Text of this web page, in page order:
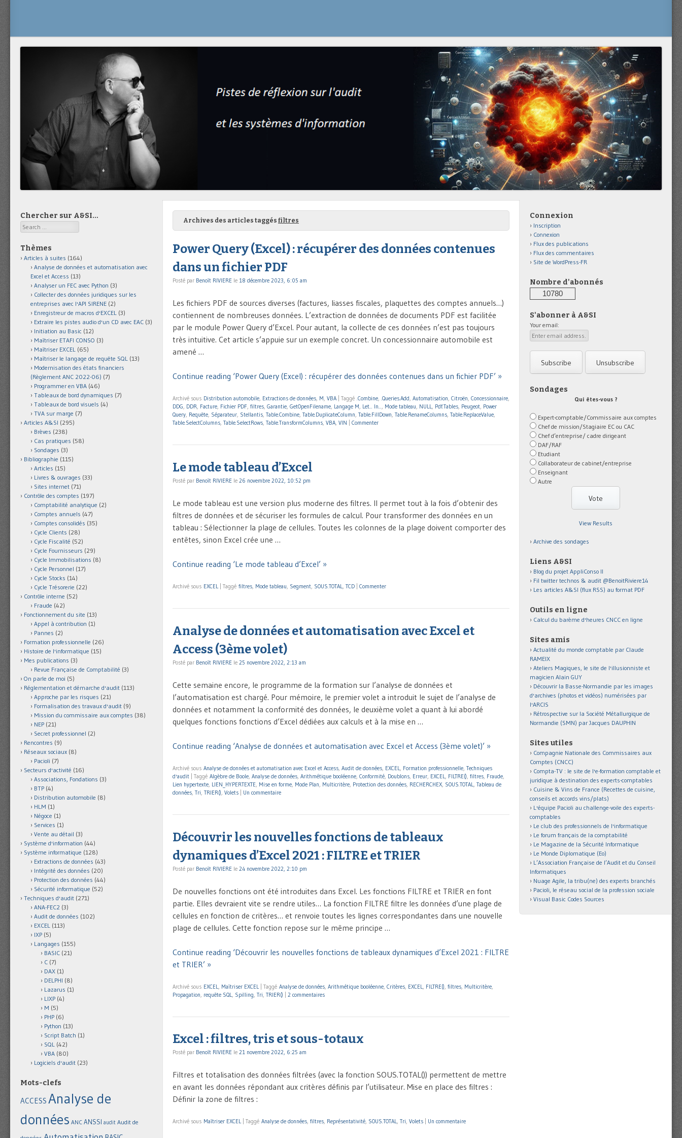
Archives des articles taggés filtres
Power Query (Excel) : récupérer des données contenues
dans un fichier PDF
Posté par Benoît RIVIERE le 18 décembre 2023, 6:05 am
Les fichiers PDF de sources diverses (factures, liasses fiscales, plaquettes des comptes annuels…)
contiennent de nombreuses données. L’extraction de données de documents PDF est facilitée
par le module Power Query d’Excel. Pour autant, la collecte de ces données n’est pas toujours
très intuitive. Cet article s’appuie sur un exemple concret. Un concessionnaire automobile est
amené …
Continue reading ‘Power Query (Excel) : récupérer des données contenues dans un fichier PDF’ »
Archivé sous Distribution automobile, Extractions de données, M, VBA Taggé .Combine, .Queries.Add, Automatisation, Citroën, Concessionnaire,
DDG, DDR, Facture, Fichier PDF, filtres, Garantie, GetOpenFilename, Langage M, Let... In..., Mode tableau, NULL, Pdf.Tables, Peugeot, Power
Query, Requête, Séparateur, Stellantis, Table.Combine, Table.DuplicateColumn, Table.FillDown, Table.RenameColumns, Table.ReplaceValue,
Table.SelectColumns, Table.SelectRows, Table.TransformColumns, VBA, VIN Commenter
Le mode tableau d’Excel
Posté par Benoît RIVIERE le 26 novembre 2022, 10:52 pm
Le mode tableau est une version plus moderne des filtres. Il permet tout à la fois d’obtenir des
filtres de données et de sécuriser les formules de calcul. Pour transformer des données en un
tableau : Sélectionner la plage de cellules. Toutes les colonnes de la plage doivent comporter des
entêtes, sinon Excel crée une …
Continue reading ‘Le mode tableau d’Excel’ »
Archivé sous EXCEL Taggé filtres, Mode tableau, Segment, SOUS.TOTAL, TCD Commenter
Analyse de données et automatisation avec Excel et
Access (3ème volet)
Posté par Benoît RIVIERE le 25 novembre 2022, 2:13 am
Cette semaine encore, le programme de la formation sur l’analyse de données et
l’automatisation est chargé. Pour mémoire, le premier volet a introduit le sujet de l’analyse de
données et notamment la conformité des données, le deuxième volet a quant à lui abordé
quelques fonctions fonctions d’Excel dédiées aux calculs et à la mise en …
Continue reading ‘Analyse de données et automatisation avec Excel et Access (3ème volet)’ »
Archivé sous Analyse de données et automatisation avec Excel et Access, Audit de données, EXCEL, Formation professionnelle, Techniques
d'audit
Taggé Algèbre de Boole, Analyse de données, Arithmétique booléenne, Conformité, Doublons, Erreur, EXCEL, FILTRE(), filtres, Fraude,
Lien hypertexte, LIEN_HYPERTEXTE, Mise en forme, Mode Plan, Multicritère, Protection des données, RECHERCHEX, SOUS.TOTAL, Tableau de
données, Tri, TRIER(), Volets Un commentaire
Découvrir les nouvelles fonctions de tableaux
dynamiques d’Excel 2021 : FILTRE et TRIER
Posté par Benoît RIVIERE le 24 novembre 2022, 2:10 pm
De nouvelles fonctions ont été introduites dans Excel. Les fonctions FILTRE et TRIER en font
partie. Elles devraient vite se rendre utiles… La fonction FILTRE filtre les données d’une plage de
cellules en fonction de critères… et renvoie toutes les lignes correspondantes dans une nouvelle
plage de cellules. Cette fonction repose sur le même principe …
Continue reading ‘Découvrir les nouvelles fonctions de tableaux dynamiques d’Excel 2021 : FILTRE
et TRIER’ »
Archivé sous EXCEL Maîtriser EXCEL Taggé Analyse de données Arithmétique booléenne Critères EXCEL FILTRE() filtres Multicritère
Propagation requête SQL Spilling Tri TRIER() 2 commentaires
Excel : filtres, tris et sous-totaux
Posté par Benoît RIVIERE le 21 novembre 2022, 6:25 am
Filtres et totalisation des données filtrées (avec la fonction SOUS.TOTAL()) permettent de mettre
en avant les données répondant aux critères définis par l’utilisateur. Mise en place des filtres :
Définir la zone de filtres :
Archivé sous Maîtriser EXCEL Taggé Analyse de données, filtres, Représentativité, SOUS.TOTAL, Tri, Volets Un commentaire
Chercher sur A&SI…
Search
Thèmes
Articles à suites (164)
Analyse de données et automatisation avec
Excel et Access (13)
Analyser un FEC avec Python (3)
Collecter des données juridiques sur les
entreprises avec l'API SIRENE (2)
Enregistreur de macros d'EXCEL (3)
Extraire les pistes audio d'un CD avec EAC (3)
Initiation au Basic (12)
Maîtriser ETAFI CONSO (3)
Maîtriser EXCEL (65)
Maîtriser le langage de requête SQL (13)
Modernisation des états financiers
(Règlement ANC 2022-06) (7)
Programmer en VBA (46)
Tableaux de bord dynamiques (7)
Tableaux de bord visuels (4)
TVA sur marge (7)
Articles A&SI (295)
Brèves (238)
Cas pratiques (58)
Sondages (3)
Bibliographie (115)
Articles (15)
Livres & ouvrages (33)
Sites internet (71)
Contrôle des comptes (197)
Comptabilité analytique (2)
Comptes annuels (47)
Comptes consolidés (35)
Cycle Clients (28)
Cycle Fiscalité (52)
Cycle Fournisseurs (29)
Cycle Immobilisations (8)
Cycle Personnel (17)
Cycle Stocks (14)
Cycle Trésorerie (22)
Contrôle interne (52)
Fraude (42)
Fonctionnement du site (13)
Appel à contribution (1)
Pannes (2)
Formation professionnelle (26)
Histoire de l'informatique (15)
Mes publications (3)
Revue Française de Comptabilité (3)
On parle de moi (5)
Réglementation et démarche d'audit (113)
Approche par les risques (21)
Formalisation des travaux d'audit (9)
Mission du commissaire aux comptes (38)
NEP (21)
Secret professionnel (2)
Rencontres (9)
Réseaux sociaux (8)
Pacioli (7)
Secteurs d'activité (16)
Associations, Fondations (3)
BTP (4)
Distribution automobile (8)
HLM (1)
Négoce (1)
Services (1)
Vente au détail (3)
Système d'information (44)
Système informatique (128)
Extractions de données (43)
Intégrité des données (20)
Protection des données (44)
Sécurité informatique (52)
Techniques d'audit (271)
ANA-FEC2 (3)
Audit de données (102)
EXCEL (113)
IXP (5)
Langages (155)
BASIC (21)
C (7)
DAX (1)
DELPHI (8)
Lazarus (1)
LIXP (4)
M (5)
PHP (6)
Python (13)
Script Batch (1)
SQL (42)
VBA (80)
Logiciels d'audit (23)
Mots-clefs
ACCESS Analyse de
données ANC ANSSI audit Audit de
Connexion
Inscription
Connexion
Flux des publications
Flux des commentaires
Site de WordPress-FR
Nombre d'abonnés
10780
S'abonner à A&SI
Your email:
Sondages
Qui êtes-vous ?
Expert-comptable/Commissaire aux comptes
Chef de mission/Stagiaire EC ou CAC
Chef d’entreprise/ cadre dirigeant
DAF/RAF
Etudiant
Collaborateur de cabinet/entreprise
Enseignant
Autre
View Results
Archive des sondages
Liens A&SI
Blog du projet AppliConso II
Fil twitter technos & audit @BenoitRiviere14
Les articles A&SI (flux RSS) au format PDF
Outils en ligne
Calcul du barème d'heures CNCC en ligne
Sites amis
Actualité du monde comptable par Claude
RAMEIX
Ateliers Magiques, le site de l'illusionniste et
magicien Alain GUY
Découvrir la Basse-Normandie par les images
d'archives (photos et vidéos) numérisées par
l'ARCIS
Rétrospective sur la Société Métallurgique de
Normandie (SMN) par Jacques DAUPHIN
Sites utiles
Compagnie Nationale des Commissaires aux
Comptes (CNCC)
Compta-TV : le site de l'e-formation comptable et
juridique à destination des experts-comptables
Cuisine & Vins de France (Recettes de cuisine,
conseils et accords vins/plats)
L'équipe Pacioli au challenge-voile des experts-
comptables
Le club des professionnels de l'informatique
Le forum français de la comptabilité
Le Magazine de la Sécurité Informatique
Le Monde Diplomatique (Eo)
L’Association Française de l’Audit et du Conseil
Informatiques
Nuage Agile, la tribu(ne) des experts branchés
Pacioli, le réseau social de la profession sociale
Visual Basic Codes Sources